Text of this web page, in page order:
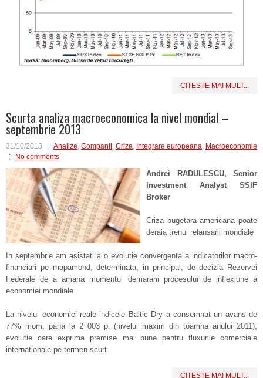
CITESTE MAI MULT...
Scurta analiza macroeconomica la nivel mondial –
septembrie 2013
31/10/2013 Analize, Companii, Criza, Integrare europeana, Macroeconomie
No comments
Andrei RADULESCU, Senior
Investment Analyst SSIF
Broker
Criza bugetara americana poate
deraia trenul relansarii mondiale
In septembrie am asistat la o evolutie convergenta a indicatorilor macro-
financiari pe mapamond, determinata, in principal, de decizia Rezervei
Federale de a amana momentul demararii procesului de inflexiune a
economiei mondiale.
La nivelul economiei reale indicele Baltic Dry a consemnat un avans de
77% mom, pana la 2 003 p. (nivelul maxim din toamna anului 2011),
evolutie care exprima premise mai bune pentru fluxurile comerciale
internationale pe termen scurt.
CITESTE MAI MULT...